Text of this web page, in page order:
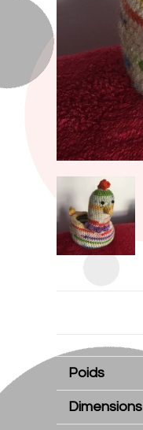
Poids
Dimensions